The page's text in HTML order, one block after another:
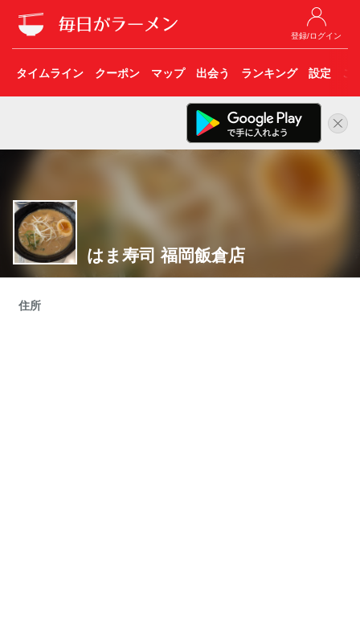
登録/ログイン
タイムライン クーポン マップ 出会う ランキング 設定 こ
はま寿司 福岡飯倉店
住所